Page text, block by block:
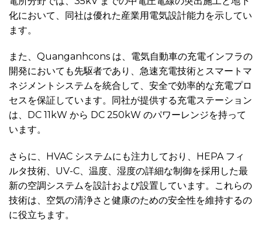
化において、同社は優れた産業用電気設計能力を示してい
ます。
また、Quanganhcons は、電気自動車の充電インフラの
開発においても先駆者であり、急速充電技術とスマートマ
ネジメントシステムを統合して、安全で効率的な充電プロ
セスを保証しています。同社が提供する充電ステーション
は、DC 11kW から DC 250kW のパワーレンジを持って
います。
さらに、HVAC システムにも注力しており、HEPA フィ
ルタ技術、UV-C、温度、湿度の詳細な制御を採用した最
新の空調システムを設計および設置しています。これらの
技術は、空気の清浄さと健康のための安全性を維持するの
に役立ちます。